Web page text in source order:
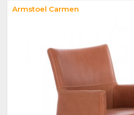
Armstoel Carmen